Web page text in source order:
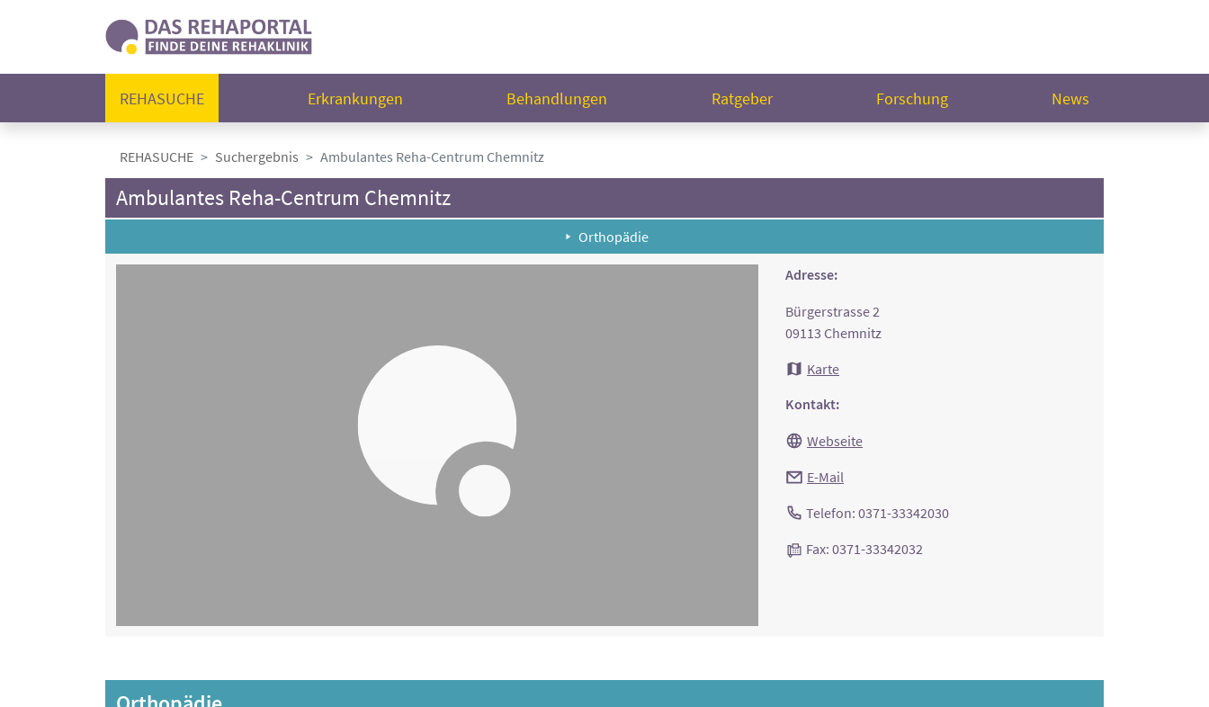
REHASUCHE Erkrankungen Behandlungen Ratgeber Forschung News
REHASUCHE Suchergebnis Ambulantes Reha-Centrum Chemnitz
Ambulantes Reha-Centrum Chemnitz
Orthopädie
Adresse:
Bürgerstrasse 2
09113 Chemnitz
Karte
Kontakt:
Webseite
E-Mail
Telefon: 0371-33342030
Fax: 0371-33342032